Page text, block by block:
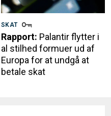
SKAT
Rapport: Palantir flytter i
al stilhed formuer ud af
Europa for at undgå at
betale skat